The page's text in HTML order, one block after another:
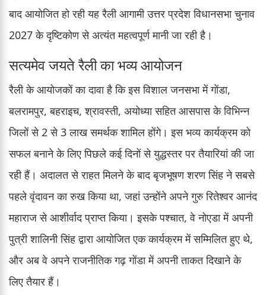
बाद आयोजित हो रही यह रैली आगामी उत्तर प्रदेश विधानसभा चुनाव
2027 के दृष्टिकोण से अत्यंत महत्वपूर्ण मानी जा रही है।
सत्यमेव जयते रैली का भव्य आयोजन
रैली के आयोजकों का दावा है कि इस विशाल जनसभा में गोंडा,
बलरामपुर, बहराइच, श्रावस्ती, अयोध्या सहित आसपास के विभिन्न
जिलों से 2 से 3 लाख समर्थक शामिल होंगे। इस भव्य कार्यक्रम को
सफल बनाने के लिए पिछले कई दिनों से युद्धस्तर पर तैयारियां की जा
रही हैं। अदालत से राहत मिलने के बाद बृजभूषण शरण सिंह ने सबसे
पहले वृंदावन का रुख किया था, जहां उन्होंने अपने गुरु रितेश्वर आनंद
महाराज से आशीर्वाद प्राप्त किया। इसके पश्चात, वे नोएडा में अपनी
पुत्री शालिनी सिंह द्वारा आयोजित एक कार्यक्रम में सम्मिलित हुए थे,
और अब वे अपने राजनीतिक गढ़ गोंडा में अपनी ताकत दिखाने के
लिए तैयार हैं।